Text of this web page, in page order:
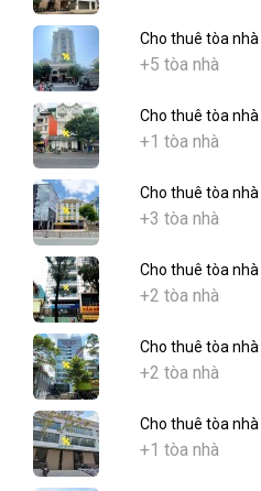
Cho thuê tòa
+5 tòa nhà
Cho thuê tòa
+1 tòa nhà
Cho thuê tòa
+3 tòa nhà
Cho thuê tòa
+2 tòa nhà
Cho thuê tòa
+2 tòa nhà
Cho thuê tòa
+1 tòa nhà